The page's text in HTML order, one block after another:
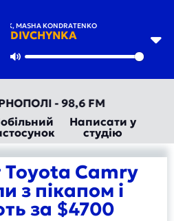
MASHA KONDRATENKO
DIVCHYNKA
- 98,6 FM
Написати у
студію
Toyota Camry
з пікапом і
за $4700